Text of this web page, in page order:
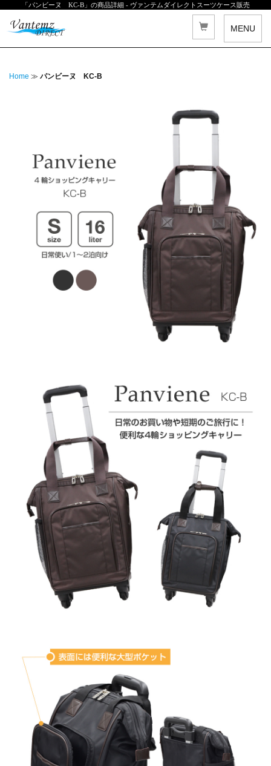
「パンビーヌ KC-B」の商品詳細 - ヴァンテムダイレクトスーツケース販売
MENU
Home ≫ パンビーヌ KC-B